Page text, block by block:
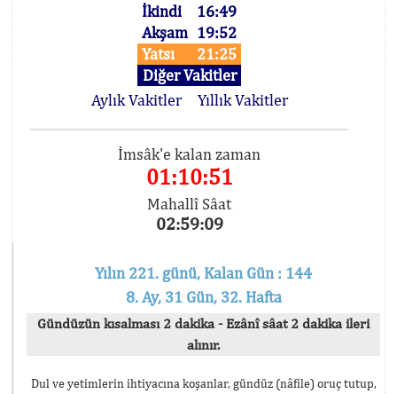
İkindi
16:49
Akşam 19:52
Yatsı
21:25
Diğer Vakitler
Aylık Vakitler
Yıllık Vakitler
İmsâk'e kalan zaman
01:10:51
Mahallî Sâat
02:59:09
Yılın 221. günü, Kalan Gün : 144
8. Ay, 31 Gün, 32. Hafta
Gündüzün kısalması 2 dakika - Ezânî sâat 2 dakika ileri
alınır.
Dul ve yetimlerin ihtiyacına koşanlar, gündüz (nâfile) oruç tutup,